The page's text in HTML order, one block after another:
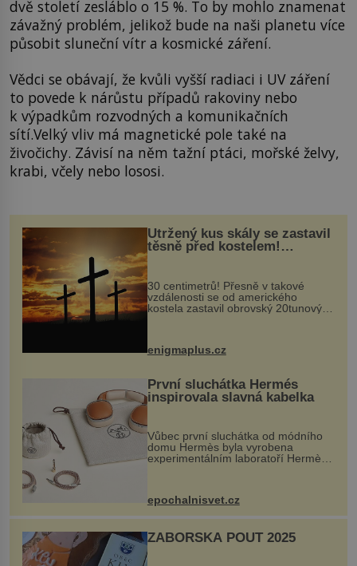
dvě století zesláblo o 15 %. To by mohlo znamenat
závažný problém, jelikož bude na naši planetu více
působit sluneční vítr a kosmické záření.
Vědci se obávají, že kvůli vyšší radiaci i UV záření
to povede k nárůstu případů rakoviny nebo
k výpadkům rozvodných a komunikačních
sítí.Velký vliv má magnetické pole také na
živočichy. Závisí na něm tažní ptáci, mořské želvy,
krabi, včely nebo lososi.
Utržený kus skály se zastavil
těsně před kostelem!
Ochránila ho boží síla?
30 centimetrů! Přesně v takové
vzdálenosti se od amerického
kostela zastavil obrovský 20tunový
...
enigmaplus.cz
První sluchátka Hermés
inspirovala slavná kabelka
Vůbec první sluchátka od módního
domu Hermès byla vyrobena
experimentálním laboratoří Hermès
kovový...
epochalnisvet.cz
ZÁBOŘSKÁ POUŤ 2025